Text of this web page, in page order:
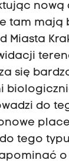
nową
tam mają
Miasta
się
do
tego